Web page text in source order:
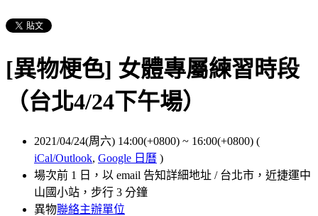
[異物梗色] 女體專屬練習時段
（台北4/24下午場）
2021/04/24(周六) 14:00(+0800) ~ 16:00(+0800) (
iCal/Outlook, Google 日曆 )
場次前 1 日，以 email 告知詳細地址 / 台北市，近捷運中
山國小站，步行 3 分鐘
異物聯絡主辦單位